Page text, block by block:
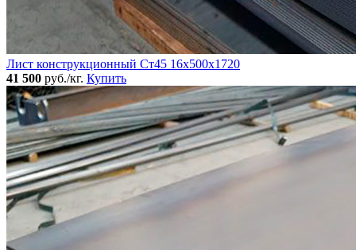
Лист конструкционный Ст45 16х500х1720
41 500 руб./кг. Купить